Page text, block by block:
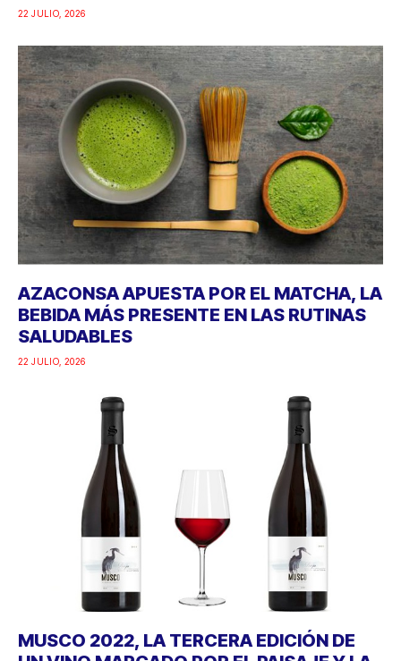
22 JULIO, 2026
AZACONSA APUESTA POR EL MATCHA, LA
BEBIDA MÁS PRESENTE EN LAS RUTINAS
SALUDABLES
22 JULIO, 2026
MUSCO 2022, LA TERCERA EDICIÓN DE